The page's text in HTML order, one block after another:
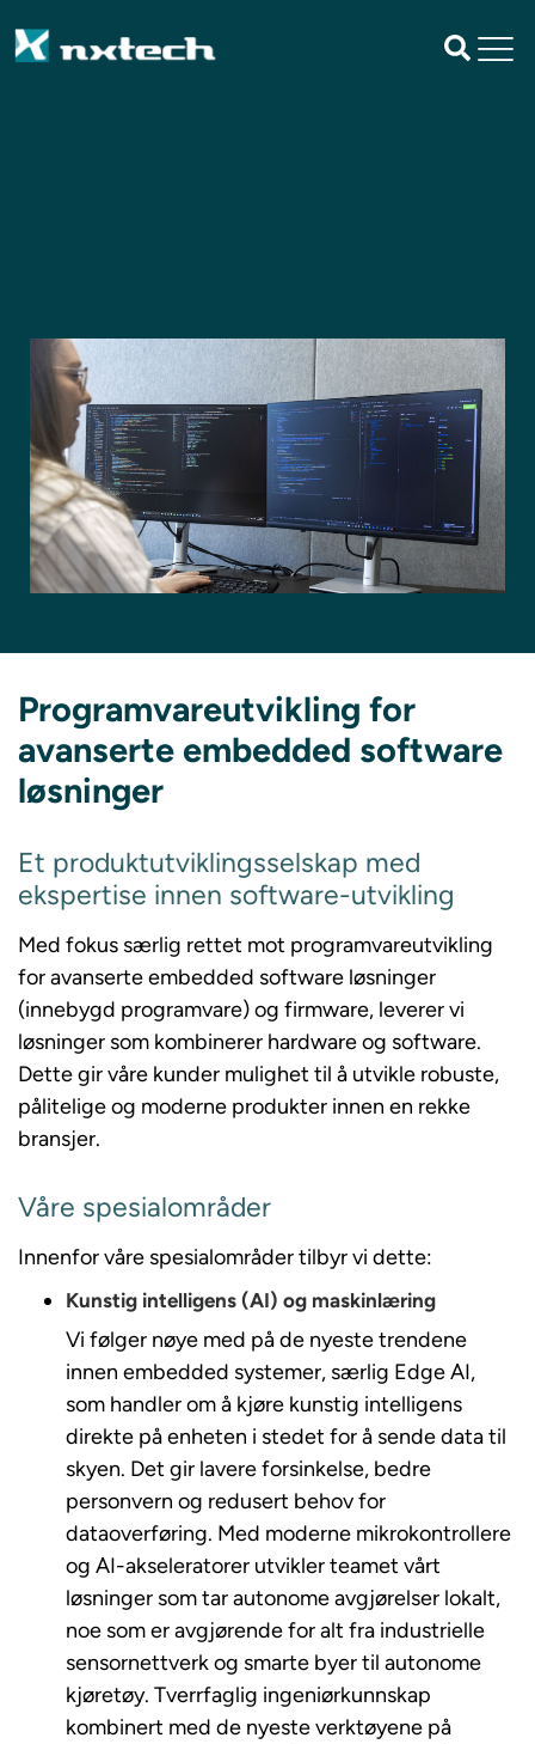
Programvareutvikling for
avanserte embedded software
løsninger
Et produktutviklingsselskap med
ekspertise innen software-utvikling
Med fokus særlig rettet mot programvareutvikling
for avanserte embedded software løsninger
(innebygd programvare) og firmware, leverer vi
løsninger som kombinerer hardware og software.
Dette gir våre kunder mulighet til å utvikle robuste,
pålitelige og moderne produkter innen en rekke
bransjer.
Våre spesialområder
Innenfor våre spesialområder tilbyr vi dette:
Kunstig intelligens (AI) og maskinlæring
Vi følger nøye med på de nyeste trendene
innen embedded systemer, særlig Edge AI,
som handler om å kjøre kunstig intelligens
direkte på enheten i stedet for å sende data til
skyen. Det gir lavere forsinkelse, bedre
personvern og redusert behov for
dataoverføring. Med moderne mikrokontrollere
og AI-akseleratorer utvikler teamet vårt
løsninger som tar autonome avgjørelser lokalt,
noe som er avgjørende for alt fra industrielle
sensornettverk og smarte byer til autonome
kjøretøy. Tverrfaglig ingeniørkunnskap
kombinert med de nyeste verktøyene på